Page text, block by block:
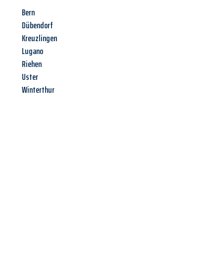
Bern
Dübendorf
Kreuzlingen
Lugano
Riehen
Uster
Winterthur